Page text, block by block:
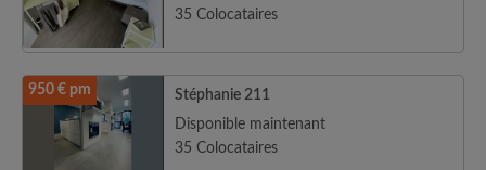
35 Colocataires
950 € pm
Stéphanie 211
Disponible maintenant
35 Colocataires